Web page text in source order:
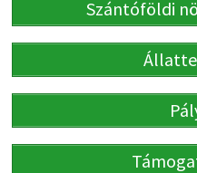
Szántóföldi